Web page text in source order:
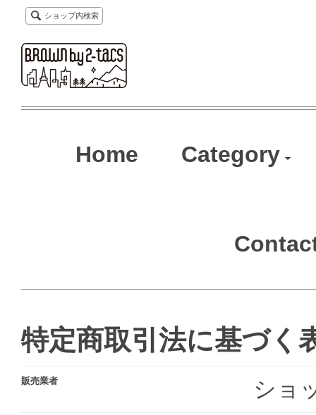
ショップ内検索
Home Category
特定商取引法に基づく
販売業者 ショ